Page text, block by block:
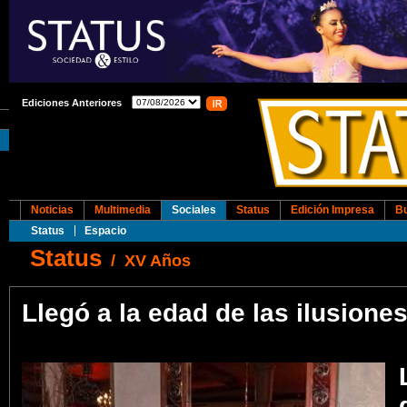
Ediciones Anteriores
Noticias Multimedia
Sociales
Status
Espacio
Status Edición Impresa
Status / XV Años
Llegó a la edad de las ilusiones